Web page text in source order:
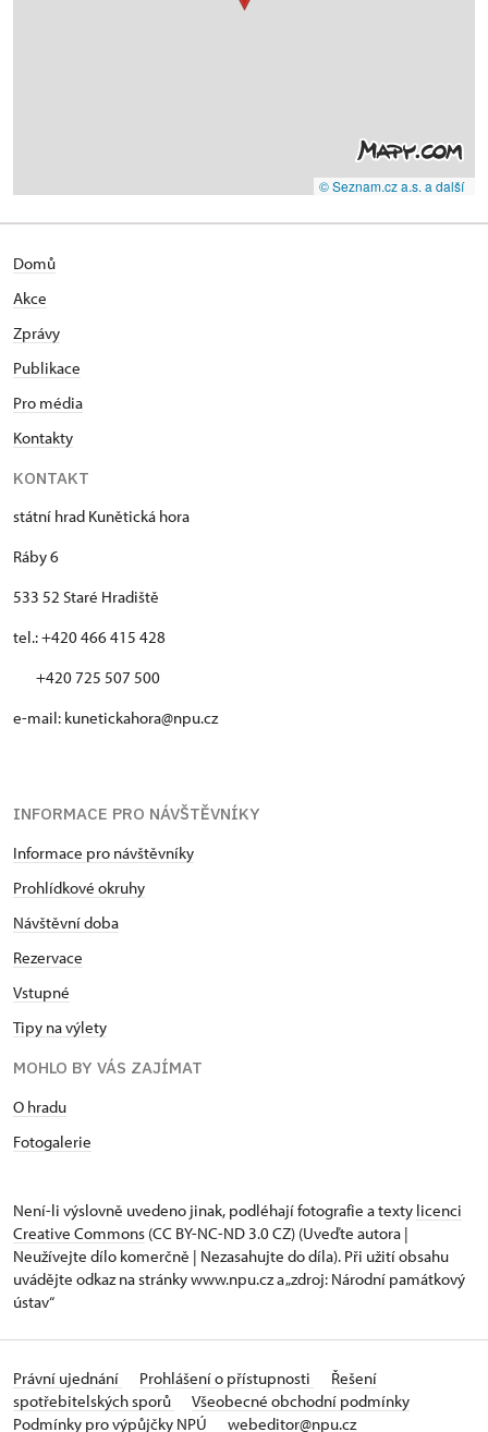
© Seznam.cz a.s. a další
Domů
Akce
Zprávy
Publikace
Pro média
Kontakty
KONTAKT
státní hrad Kunětická hora
Ráby 6
533 52 Staré Hradiště
tel.: +420 466 415 428
+420 725 507 500
e-mail: kunetickahora@npu.cz
INFORMACE PRO NÁVŠTĚVNÍKY
Informace pro návštěvníky
Prohlídkové okruhy
Návštěvní doba
Rezervace
Vstupné
Tipy na výlety
MOHLO BY VÁS ZAJÍMAT
O hradu
Fotogalerie
Není-li výslovně uvedeno jinak, podléhají fotografie a texty licenci
Creative Commons (CC BY-NC-ND 3.0 CZ) (Uveďte autora |
Neužívejte dílo komerčně | Nezasahujte do díla). Při užití obsahu
uvádějte odkaz na stránky www.npu.cz a „zdroj: Národní památkový
ústav“
Právní ujednání Prohlášení o přístupnosti
Řešení
spotřebitelských sporů
Všeobecné obchodní podmínky
Podmínky pro výpůjčky NPÚ
webeditor@npu.cz